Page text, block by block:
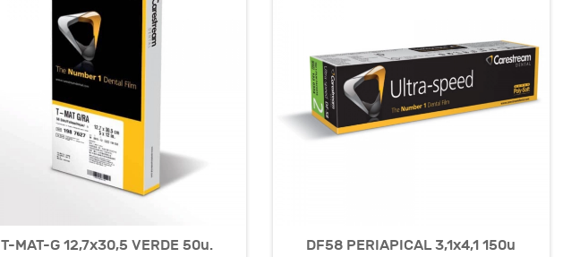
T-MAT-G 12,7x30,5 VERDE 50u. DF58 PERIAPICAL 3,1x4,1 150u